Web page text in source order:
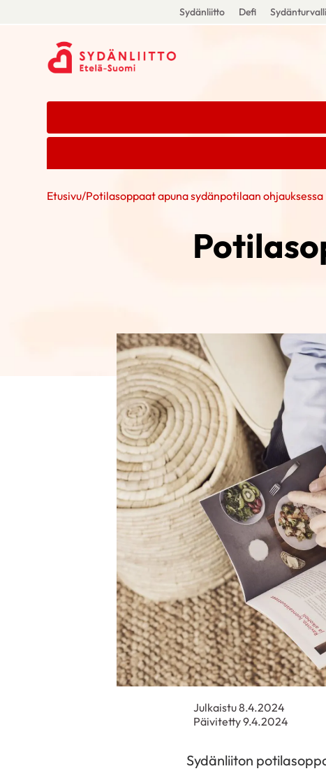
Sydänliitto Defi
Etusivu/Potilasoppaat apuna sydänpotilaan ohjauksessa
Julkaistu 8.4.2024
Päivitetty 9.4.2024
Sydänliiton